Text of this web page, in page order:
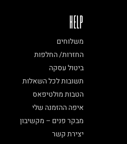
HELP
משלוחים
החזרות/ החלפות
ביטול עסקה
תשובות לכל השאלות
הטבות מולטיפאס
איפה ההזמנה שלי
מבקר פנים – מקשיבון
יצירת קשר